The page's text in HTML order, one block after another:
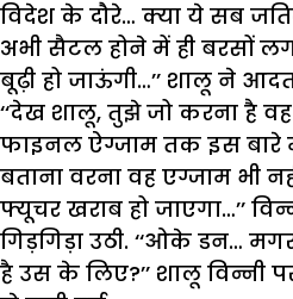
विदेश के दौरे… क्या ये सब
अभी सैटल होने में ही बरसों
बूढ़ी हो जाऊंगी…’’ शालू ने
‘‘देख शालू, तुझे जो करना है
फाइनल ऐग्जाम तक इस
बताना वरना वह एग्जाम भी
फ्यूचर खराब हो जाएगा…’’
गिड़गिड़ा उठी. ‘‘ओके डन…
है उस के लिए?’’ शालू विन्नी